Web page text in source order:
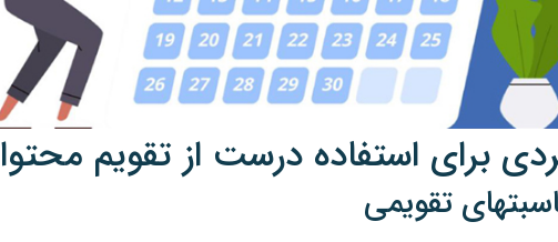
برای استفاده درست از تقویم محتوا
تقویمی